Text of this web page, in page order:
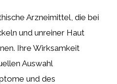
Arzneimittel, die bei
und unreiner Haut
Ihre Wirksamkeit
Auswahl
und des